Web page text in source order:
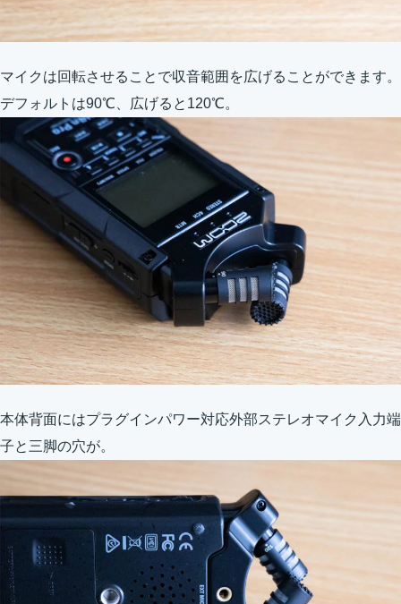
マイクは回転させることで収音範囲を広げることができます。
デフォルトは90℃、広げると120℃。
本体背面にはプラグインパワー対応外部ステレオマイク入力端
子と三脚の穴が。